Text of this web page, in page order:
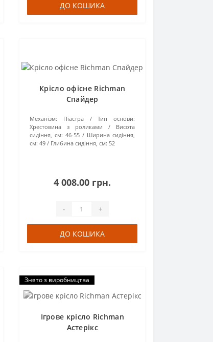
ДО КОШИКА
Крісло офісне Richman
Спайдер
Механізм: Піастра
Тип основи:
Хрестовина з роликами
Висота
сидіння, см: 46-55
Ширина сидіння,
см: 49 Глибина сидіння, см: 52
4 008.00 грн.
- +
ДО КОШИКА
Знято з виробництва
Ігрове крісло Richman
Астерікс